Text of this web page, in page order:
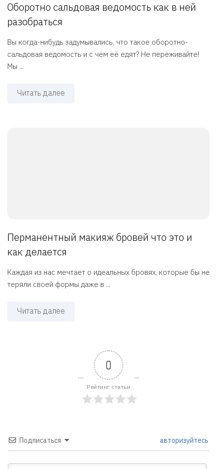
Оборотно сальдовая ведомость как в ней
разобраться
Вы когда-нибудь задумывались, что такое оборотно-
сальдовая ведомость и с чем её едят? Не переживайте!
Мы ...
Читать далее
Перманентный макияж бровей что это и
как делается
Каждая из нас мечтает о идеальных бровях, которые бы не
теряли своей формы даже в ...
Читать далее
0
Рейтинг статьи
Подписаться авторизуйтесь